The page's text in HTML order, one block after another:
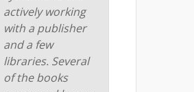
actively working
with a publisher
and a few
libraries. Several
of the books